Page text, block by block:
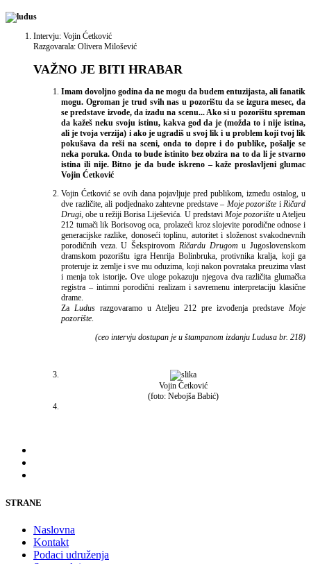
Intervju: Vojin Ćetković
Razgovarala: Olivera Milošević
VAŽNO JE BITI HRABAR
Imam dovoljno godina da ne mogu da budem entuzijasta, ali fanatik
mogu. Ogroman je trud svih nas u pozorištu da se izgura mesec, da
se predstave izvode, da izađu na scenu... Ako si u pozorištu spreman
da kažeš neku svoju istinu, kakva god da je (možda to i nije istina,
ali je tvoja verzija) i ako je ugradiš u svoj lik i u problem koji tvoj lik
pokušava da reši na sceni, onda to dopre i do publike, pošalje se
neka poruka. Onda to bude istinito bez obzira na to da li je stvarno
istina ili nije. Bitno je da bude iskreno – kaže proslavljeni glumac
Vojin Ćetković
Vojin Ćetković se ovih dana pojavljuje pred publikom, između ostalog, u
dve različite, ali podjednako zahtevne predstave – Moje pozorište i Ričard
Drugi, obe u režiji Borisa Liješevića. U predstavi Moje pozorišteu Ateljeu
212 tumači lik Borisovog oca, prolazeći kroz slojevite porodične odnose i
generacijske razlike, donoseći toplinu, autoritet i složenost svakodnevnih
porodičnih veza. U Šekspirovom Ričardu Drugom u Jugoslovenskom
dramskom pozorištu igra Henrija Bolinbruka, protivnika kralja, koji ga
proteruje iz zemlje i sve mu oduzima, koji nakon povrataka preuzima vlast
i menja tok istorije. Ove uloge pokazuju njegova dva različita glumačka
registra – intimni porodični realizam i savremenu interpretaciju klasične
drame.
Za Ludus razgovaramo u Ateljeu 212 pre izvođenja predstave Moje
pozorište.
(ceo intervju dostupan je u štampanom izdanju Ludusa br. 218)
Vojin Ćetković
(foto: Nebojša Babić)
STRANE
Naslovna
Kontakt
Podaci udruženja